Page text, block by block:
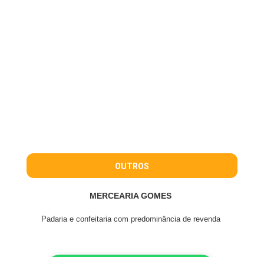
OUTROS
MERCEARIA GOMES
Padaria e confeitaria com predominância de revenda